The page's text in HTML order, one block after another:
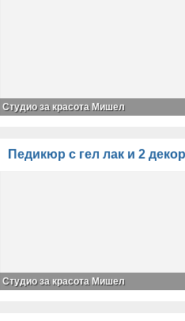
Студио за красота Мишел
Педикюр с гел лак и 2
Студио за красота Мишел